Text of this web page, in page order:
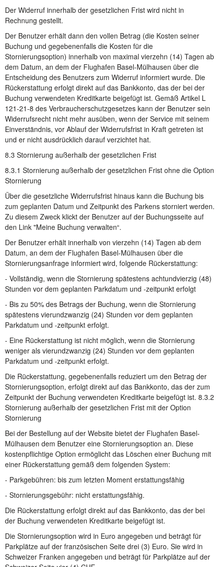
Der Widerruf innerhalb der gesetzlichen Frist wird nicht in
Rechnung gestellt.
Der Benutzer erhält dann den vollen Betrag (die Kosten seiner
Buchung und gegebenenfalls die Kosten für die
Stornierungsoption) innerhalb von maximal vierzehn (14) Tagen ab
dem Datum, an dem der Flughafen Basel-Mülhausen über die
Entscheidung des Benutzers zum Widerruf informiert wurde. Die
Rückerstattung erfolgt direkt auf das Bankkonto, das der bei der
Buchung verwendeten Kreditkarte beigefügt ist. Gemäß Artikel L
121-21-8 des Verbraucherschutzgesetzes kann der Benutzer sein
Widerrufsrecht nicht mehr ausüben, wenn der Service mit seinem
Einverständnis, vor Ablauf der Widerrufsfrist in Kraft getreten ist
und er nicht ausdrücklich darauf verzichtet hat.
8.3 Stornierung außerhalb der gesetzlichen Frist
8.3.1 Stornierung außerhalb der gesetzlichen Frist ohne die Option
Stornierung
Über die gesetzliche Widerrufsfrist hinaus kann die Buchung bis
zum geplanten Datum und Zeitpunkt des Parkens storniert werden.
Zu diesem Zweck klickt der Benutzer auf der Buchungsseite auf
den Link "Meine Buchung verwalten“.
Der Benutzer erhält innerhalb von vierzehn (14) Tagen ab dem
Datum, an dem der Flughafen Basel-Mülhausen über die
Stornierungsanfrage informiert wird, folgende Rückerstattung:
- Vollständig, wenn die Stornierung spätestens achtundvierzig (48)
Stunden vor dem geplanten Parkdatum und -zeitpunkt erfolgt
- Bis zu 50% des Betrags der Buchung, wenn die Stornierung
spätestens vierundzwanzig (24) Stunden vor dem geplanten
Parkdatum und -zeitpunkt erfolgt.
- Eine Rückerstattung ist nicht möglich, wenn die Stornierung
weniger als vierundzwanzig (24) Stunden vor dem geplanten
Parkdatum und -zeitpunkt erfolgt.
Die Rückerstattung, gegebenenfalls reduziert um den Betrag der
Stornierungsoption, erfolgt direkt auf das Bankkonto, das der zum
Zeitpunkt der Buchung verwendeten Kreditkarte beigefügt ist. 8.3.2
Stornierung außerhalb der gesetzlichen Frist mit der Option
Stornierung
Bei der Bestellung auf der Website bietet der Flughafen Basel-
Mülhausen dem Benutzer eine Stornierungsoption an. Diese
kostenpflichtige Option ermöglicht das Löschen einer Buchung mit
einer Rückerstattung gemäß dem folgenden System:
- Parkgebühren: bis zum letzten Moment erstattungsfähig
- Stornierungsgebühr: nicht erstattungsfähig.
Die Rückerstattung erfolgt direkt auf das Bankkonto, das der bei
der Buchung verwendeten Kreditkarte beigefügt ist.
Die Stornierungsoption wird in Euro angegeben und beträgt für
Parkplätze auf der französischen Seite drei (3) Euro. Sie wird in
Schweizer Franken angegeben und beträgt für Parkplätze auf der